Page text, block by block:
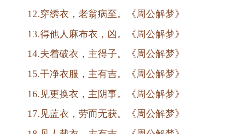
12.穿绣衣，老翁病至。《周公解梦》
13.得他人麻布衣，凶。《周公解梦》
14.夫着破衣，主得子。《周公解梦》
15.干净衣服，主有吉。《周公解梦》
16.见更换衣，主阴事。《周公解梦》
17.见蓝衣，劳而无获。《周公解梦》